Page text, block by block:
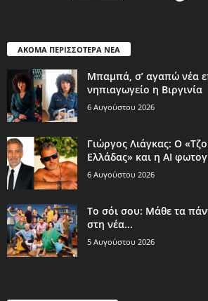
ΑΚΟΜΑ ΠΕΡΙΣΣΟΤΕΡΑ ΝΕΑ
Μπαμπά, σ’ αγαπώ νέα
νηπιαγωγείο η Βιργινία
6 Αυγούστου 2026
Γιώργος Λιάγκας: Ο
Ελλάδας» και η AI
6 Αυγούστου 2026
Το σόι σου: Μάθε τα
στη νέα...
5 Αυγούστου 2026